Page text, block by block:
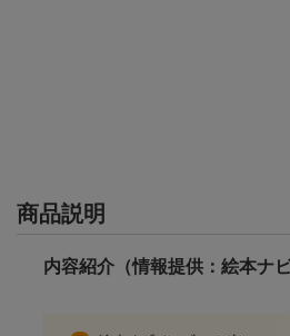
商品説明
内容紹介（情報提供：絵本ナビ